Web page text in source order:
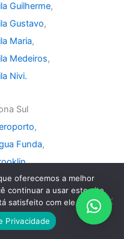
Guilherme,
Gustavo,
Maria,
Medeiros,
Nivi.
Sul
,
Funda,
,
Belo,
Grande,
Jardim,
,
oferecemos a melhor
continuar a usar este site,
satisfeito com ele.
Privacidade